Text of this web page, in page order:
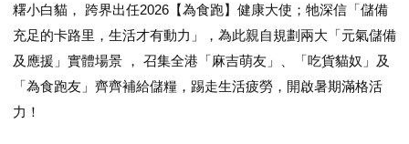
糬小白貓， 跨界出任2026【為食跑】健康大使；牠深信「儲備
充足的卡路里，生活才有動力」，為此親自規劃兩大「元氣儲備
及應援」實體場景 ， 召集全港「麻吉萌友」、「吃貨貓奴」及
「為食跑友」齊齊補給儲糧，踢走生活疲勞，開啟暑期滿格活
力！